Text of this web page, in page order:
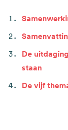
De
staan
De vijf